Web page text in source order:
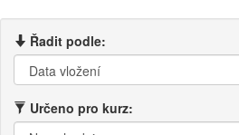
Řadit podle:
Určeno pro kurz: